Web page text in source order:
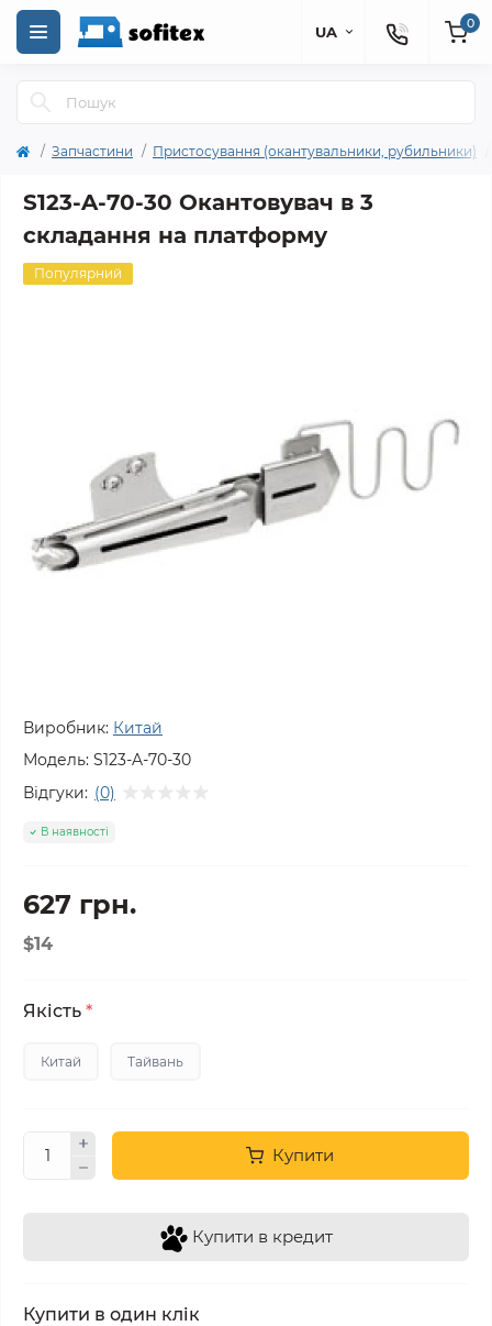
UA 0
Запчастини Пристосування (окантувальники, рубильники)
S123-A-70-30 Окантовувач в 3
складання на платформу
Популярний
Виробник: Китай
Модель: S123-A-70-30
Відгуки: (0)
В наявності
627 грн.
$14
Якість *
Китай Тайвань
Купити
Купити в кредит
Купити в один клік